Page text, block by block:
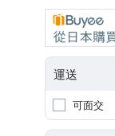
運送
可面交